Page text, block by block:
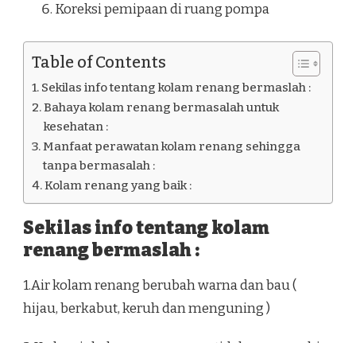
Koreksi pemipaan di ruang pompa
Table of Contents
Sekilas info tentang kolam renang bermaslah :
Bahaya kolam renang bermasalah untuk
kesehatan :
Manfaat perawatan kolam renang sehingga
tanpa bermasalah :
Kolam renang yang baik :
Sekilas info tentang kolam
renang bermaslah :
1.Air kolam renang berubah warna dan bau (
hijau, berkabut, keruh dan menguning )